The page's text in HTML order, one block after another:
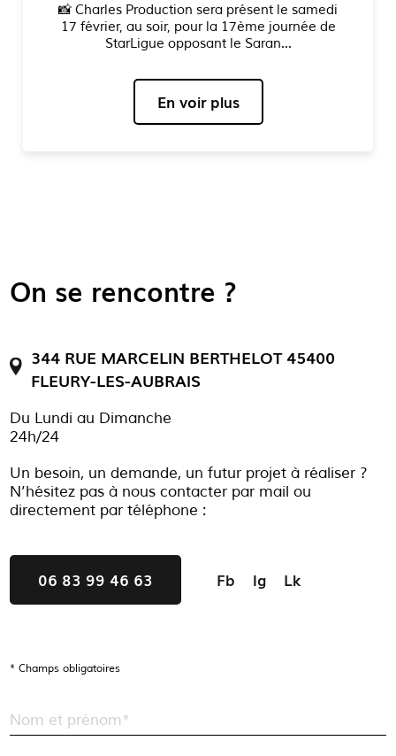
📸 Charles Production sera présent le samedi
17 février, au soir, pour la 17ème journée de
StarLigue opposant le Saran...
En voir plus
* Champs obligatoires
Nom et prénom*
On se rencontre ?
344 RUE MARCELIN BERTHELOT 45400
FLEURY-LES-AUBRAIS
Du Lundi au Dimanche
24h/24
Un besoin, un demande, un futur projet à réaliser ?
N’hésitez pas à nous contacter par mail ou
directement par téléphone :
06 83 99 46 63 Fb Ig Lk